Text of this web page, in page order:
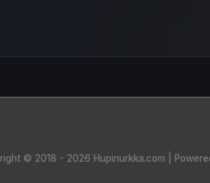
© 2018 - 2026 Hupinurkka.com |